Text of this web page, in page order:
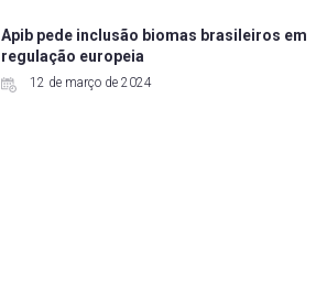
Apib pede inclusão biomas brasileiros em
regulação europeia
12 de março de 2024